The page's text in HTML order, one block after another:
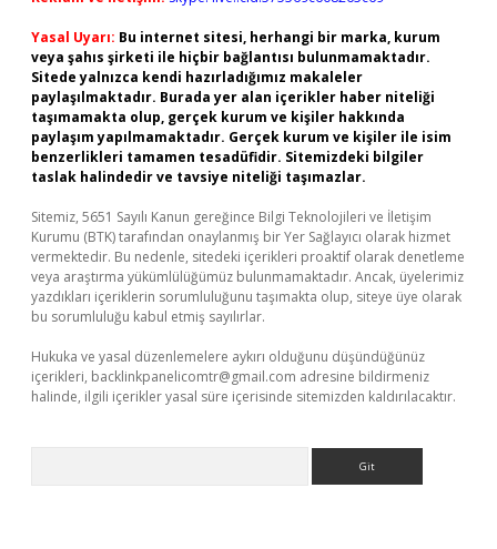
Yasal Uyarı: Bu internet sitesi, herhangi bir marka, kurum
veya şahıs şirketi ile hiçbir bağlantısı bulunmamaktadır.
Sitede yalnızca kendi hazırladığımız makaleler
paylaşılmaktadır. Burada yer alan içerikler haber niteliği
taşımamakta olup, gerçek kurum ve kişiler hakkında
paylaşım yapılmamaktadır. Gerçek kurum ve kişiler ile isim
benzerlikleri tamamen tesadüfidir. Sitemizdeki bilgiler
taslak halindedir ve tavsiye niteliği taşımazlar.
Sitemiz, 5651 Sayılı Kanun gereğince Bilgi Teknolojileri ve İletişim
Kurumu (BTK) tarafından onaylanmış bir Yer Sağlayıcı olarak hizmet
vermektedir. Bu nedenle, sitedeki içerikleri proaktif olarak denetleme
veya araştırma yükümlülüğümüz bulunmamaktadır. Ancak, üyelerimiz
yazdıkları içeriklerin sorumluluğunu taşımakta olup, siteye üye olarak
bu sorumluluğu kabul etmiş sayılırlar.
Hukuka ve yasal düzenlemelere aykırı olduğunu düşündüğünüz
içerikleri, backlinkpanelicomtr@gmail.com adresine bildirmeniz
halinde, ilgili içerikler yasal süre içerisinde sitemizden kaldırılacaktır.